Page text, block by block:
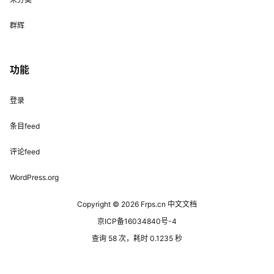
群辉
功能
登录
条目feed
评论feed
WordPress.org
Copyright © 2026 Frps.cn 中文文档
京ICP备16034840号-4
查询 58 次，耗时 0.1235 秒